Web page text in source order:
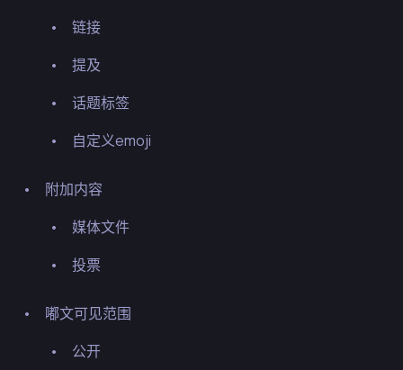
链接
提及
话题标签
自定义emoji
附加内容
媒体文件
投票
嘟文可见范围
公开